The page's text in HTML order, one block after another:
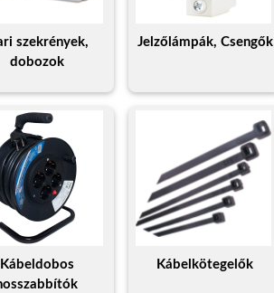
szekrények,
dobozok
Jelzőlámpák, Csengők
Kábeldobos
Kábelkötegelők